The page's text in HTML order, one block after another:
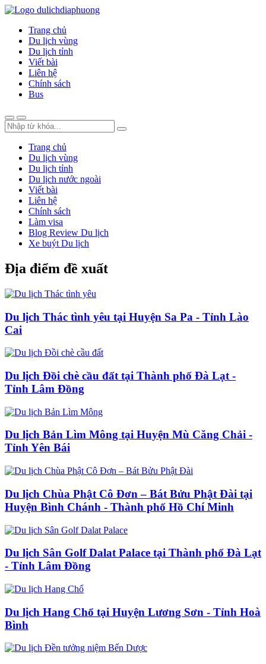
Trang chủ
Du lịch vùng
Du lịch tỉnh
Viết bài
Liên hệ
Chính sách
Bus
Trang chủ
Du lịch vùng
Du lịch tỉnh
Du lịch nước ngoài
Viết bài
Liên hệ
Chính sách
Làm visa
Blog Review Du lịch
Xe buýt Du lịch
Địa điểm đề xuất
Du lịch Thác tình yêu tại Huyện Sa Pa - Tỉnh Lào
Cai
Du lịch Đồi chè cầu đất tại Thành phố Đà Lạt -
Tỉnh Lâm Đồng
Du lịch Bản Lìm Mông tại Huyện Mù Căng Chải -
Tỉnh Yên Bái
Du lịch Chùa Phật Cô Đơn – Bát Bửu Phật Đài tại
Huyện Bình Chánh - Thành phố Hồ Chí Minh
Du lịch Sân Golf Dalat Palace tại Thành phố Đà Lạt
- Tỉnh Lâm Đồng
Du lịch Hang Chổ tại Huyện Lương Sơn - Tỉnh Hoà
Bình